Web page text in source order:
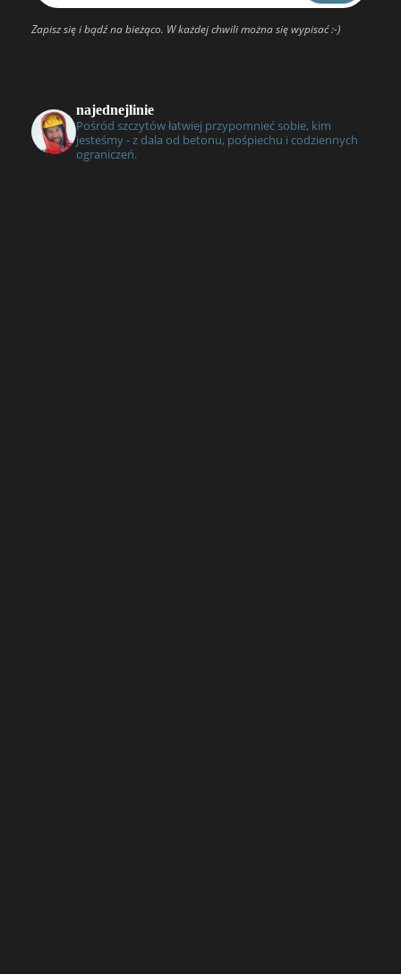
Zapisz się i bądź na bieżąco. W każdej chwili można się wypisać :-)
najednejlinie
Pośród szczytów łatwiej przypomnieć sobie, kim
jesteśmy - z dala od betonu, pośpiechu i codziennych
ograniczeń.